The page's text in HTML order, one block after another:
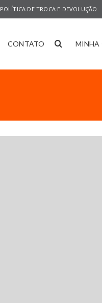
POLÍTICA DE TROCA E DEVOLUÇÃO
CONTATO MINHA